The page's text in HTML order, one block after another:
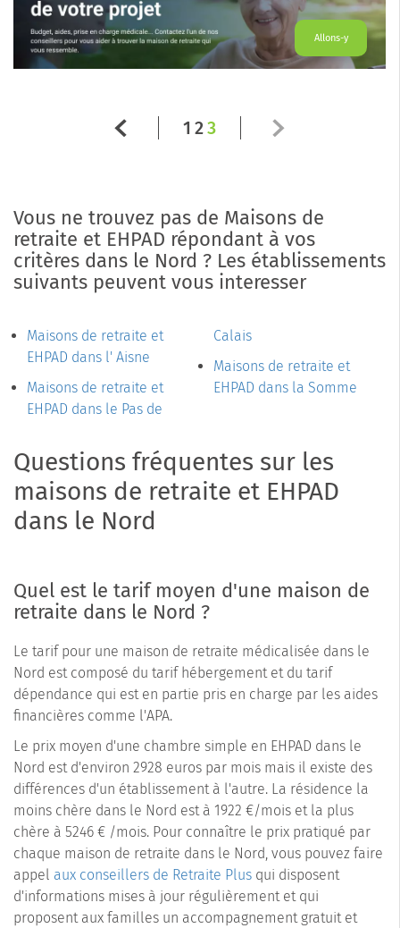
Allons-y
1 23
Vous ne trouvez pas de Maisons de
retraite et EHPAD répondant à vos
critères dans le Nord ? Les établissements
suivants peuvent vous interesser
Maisons de retraite et
EHPAD dans l' Aisne
Maisons de retraite et
EHPAD dans le Pas de
Calais
Maisons de retraite et
EHPAD dans la Somme
Questions fréquentes sur les
maisons de retraite et EHPAD
dans le Nord
Quel est le tarif moyen d'une maison de
retraite dans le Nord ?
Le tarif pour une maison de retraite médicalisée dans le
Nord est composé du tarif hébergement et du tarif
dépendance qui est en partie pris en charge par les aides
financières comme l'APA.
Le prix moyen d'une chambre simple en EHPAD dans le
Nord est d'environ 2928 euros par mois mais il existe des
différences d'un établissement à l'autre. La résidence la
moins chère dans le Nord est à 1922 €/mois et la plus
chère à 5246 € /mois. Pour connaître le prix pratiqué par
chaque maison de retraite dans le Nord, vous pouvez faire
appel aux conseillers de Retraite Plus qui disposent
d'informations mises à jour régulièrement et qui
proposent aux familles un accompagnement gratuit et